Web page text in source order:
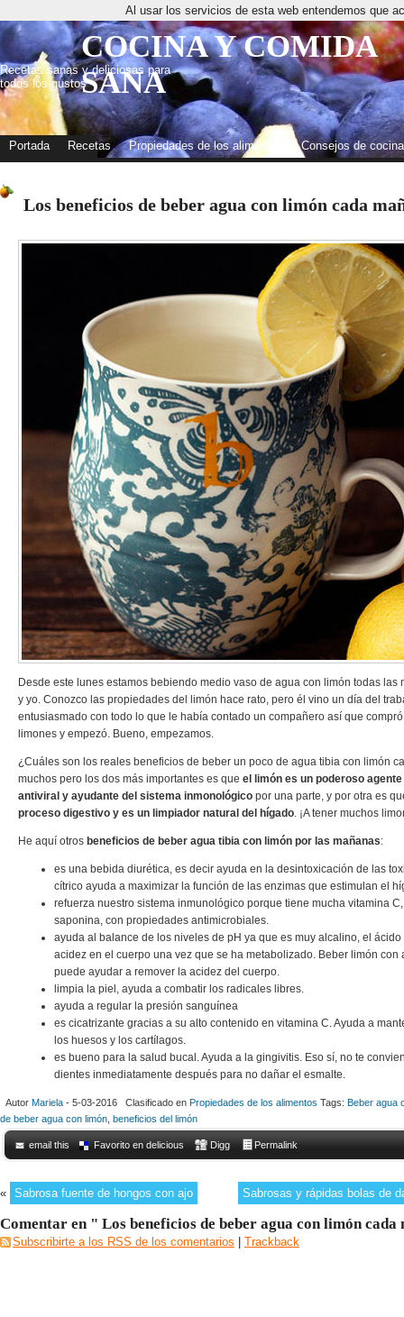
COCINA Y COMIDA
SANA
Recetas sanas y deliciosas para
todos los gustos
Portada Recetas Propiedades de los alimentos Consejos de cocina
Los beneficios de beber agua con limón cada
Desde este lunes estamos bebiendo medio vaso de agua con limón todas las
y yo. Conozco las propiedades del limón hace rato, pero él vino un día del
entusiasmado con todo lo que le había contado un compañero así que
limones y empezó. Bueno, empezamos.
¿Cuáles son los reales beneficios de beber un poco de agua tibia con limón
muchos pero los dos más importantes es que el limón es un poderoso
antiviral y ayudante del sistema inmonológico por una parte, y por otra es
proceso digestivo y es un limpiador natural del hígado. ¡A tener muchos
He aquí otros beneficios de beber agua tibia con limón por las mañanas:
es una bebida diurética, es decir ayuda en la desintoxicación de las
cítrico ayuda a maximizar la función de las enzimas que estimulan el
refuerza nuestro sistema inmunológico porque tiene mucha vitamina
saponina, con propiedades antimicrobiales.
ayuda al balance de los niveles de pH ya que es muy alcalino, el
acidez en el cuerpo una vez que se ha metabolizado. Beber limón con
puede ayudar a remover la acidez del cuerpo.
limpia la piel, ayuda a combatir los radicales libres.
ayuda a regular la presión sanguínea
es cicatrizante gracias a su alto contenido en vitamina C. Ayuda a
los huesos y los cartílagos.
es bueno para la salud bucal. Ayuda a la gingivitis. Eso sí, no te
dientes inmediatamente después para no dañar el esmalte.
Autor Mariela - 5-03-2016 Clasificado en Propiedades de los alimentos Tags: Beber agua
de beber agua con limón beneficios del limón
email this Favorito en delicious Digg Permalink
« Sabrosa fuente de hongos con ajo Sabrosas y rápidas bolas de
Comentar en " Los beneficios de beber agua con limón cada
Subscribirte a los RSS de los comentarios Trackback
Al usar los servicios de esta web entendemos que